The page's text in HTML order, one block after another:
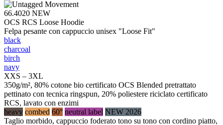
66.4020 NEW
OCS RCS Loose Hoodie
Felpa pesante con cappuccio unisex "Loose Fit"
black
charcoal
birch
navy
XXS – 3XL
350g/m², 80% cotone bio certificato OCS Blended pretrattato
pettinato con tecnica ringspun, 20% poliestere riciclato certificato
RCS, lavato con enzimi
heavy combed 60° neutral label NEW 2026
Taglio morbido, cappuccio foderato tono su tono con cordino piatto,